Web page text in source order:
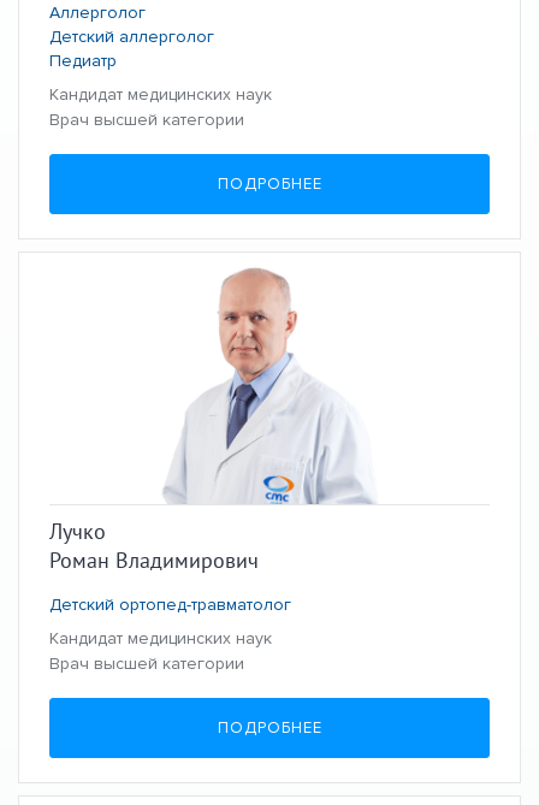
Аллерголог
Детский аллерголог
Педиатр
Кандидат медицинских наук
Врач высшей категории
ПОДРОБНЕЕ
Лучко
Роман Владимирович
Детский ортопед-травматолог
Кандидат медицинских наук
Врач высшей категории
ПОДРОБНЕЕ